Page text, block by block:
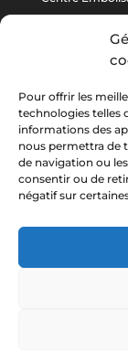
Pour offrir les
technologies telles
informations des
nous permettra de
de navigation ou
consentir ou de
négatif sur
À Propos
Nos
Nos Centres